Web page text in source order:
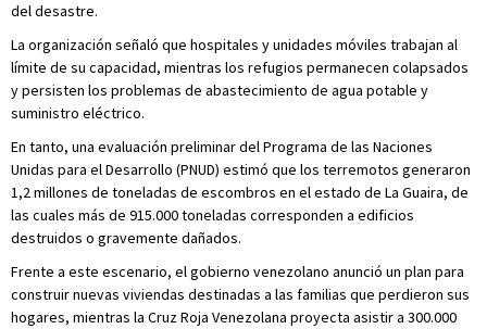
del desastre.
La organización señaló que hospitales y unidades móviles trabajan al
límite de su capacidad, mientras los refugios permanecen colapsados
y persisten los problemas de abastecimiento de agua potable y
suministro eléctrico.
En tanto, una evaluación preliminar del Programa de las Naciones
Unidas para el Desarrollo (PNUD) estimó que los terremotos generaron
1,2 millones de toneladas de escombros en el estado de La Guaira, de
las cuales más de 915.000 toneladas corresponden a edificios
destruidos o gravemente dañados.
Frente a este escenario, el gobierno venezolano anunció un plan para
construir nuevas viviendas destinadas a las familias que perdieron sus
hogares, mientras la Cruz Roja Venezolana proyecta asistir a 300.000